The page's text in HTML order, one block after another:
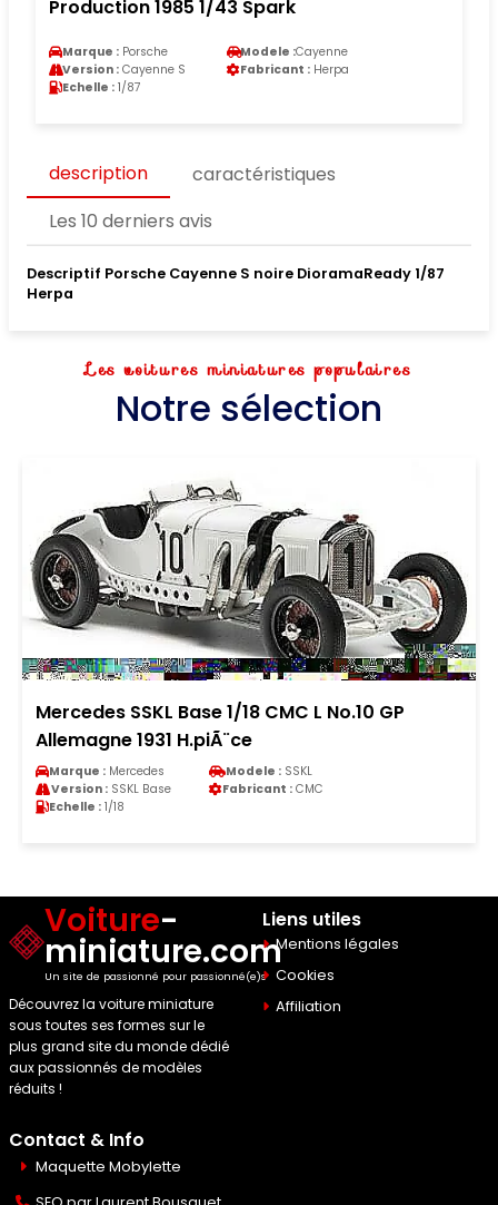
Production 1985 1/43 Spark
Marque : Porsche Modele :Cayenne
Version : Cayenne S Fabricant : Herpa
Echelle : 1/87
description
caractéristiques
Les 10 derniers avis
Descriptif Porsche Cayenne S noire DioramaReady 1/87
Herpa
Les voitures miniatures populaires
Notre sélection
Mercedes SSKL Base 1/18 CMC L No.10 GP
Allemagne 1931 H.piÃ¨ce
Marque : Mercedes Modele : SSKL
Version : SSKL Base Fabricant : CMC
Echelle : 1/18
Voiture-
miniature.com
Un site de passionné pour passionné(e)s
Découvrez la voiture miniature
sous toutes ses formes sur le
plus grand site du monde dédié
aux passionnés de modèles
réduits !
Liens utiles
Mentions légales
Cookies
Affiliation
Contact & Info
Maquette Mobylette